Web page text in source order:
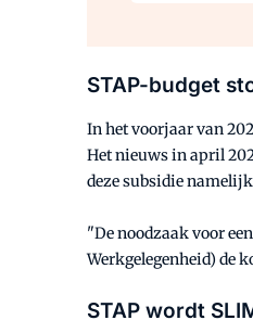
STAP-budget
In het voorjaar van
Het nieuws in april
deze subsidie
"De noodzaak voor
Werkgelegenheid) de
STAP wordt